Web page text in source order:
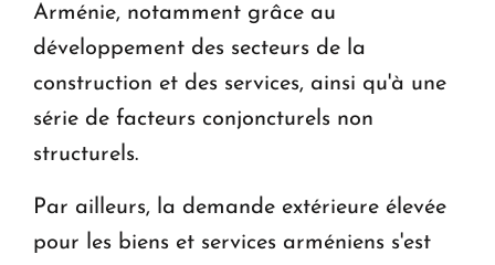
Arménie, notamment grâce au
développement des secteurs de la
construction et des services, ainsi qu'à une
série de facteurs conjoncturels non
structurels.
Par ailleurs, la demande extérieure élevée
pour les biens et services arméniens s'est